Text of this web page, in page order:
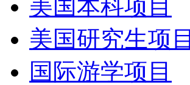
美国本科项目
美国研究生项目
国际游学项目